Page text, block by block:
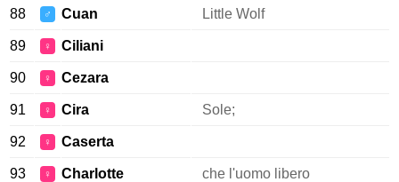
88 ♂ Cuan Little Wolf
89 ♀ Ciliani
90 ♀ Cezara
91 ♀ Cira Sole;
92 ♀ Caserta
93 ♀ Charlotte che l'uomo libero